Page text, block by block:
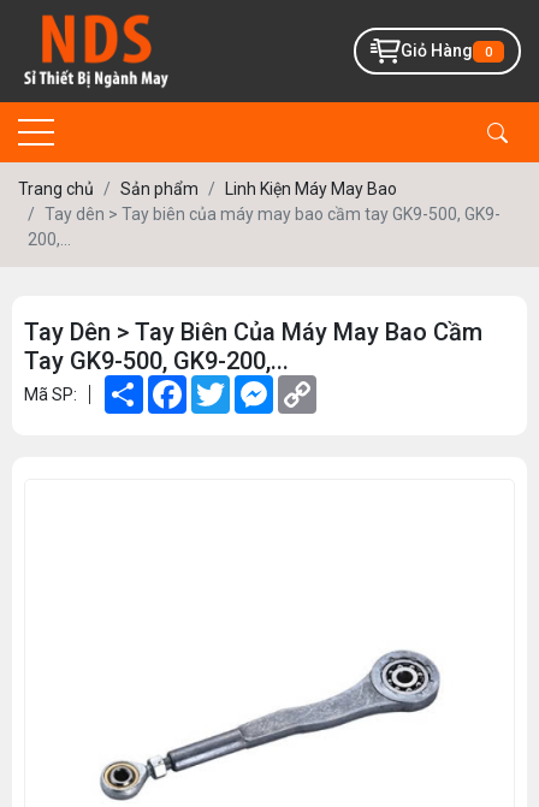
Giỏ Hàng 0
Trang chủ Sản phẩm
Linh Kiện Máy May Bao
Tay dên > Tay biên của máy may bao cầm tay GK9-500, GK9-
200,...
Tay Dên > Tay Biên Của Máy May Bao Cầm
Tay GK9-500, GK9-200,...
Mã SP: Share Facebook
TwitterMessenger